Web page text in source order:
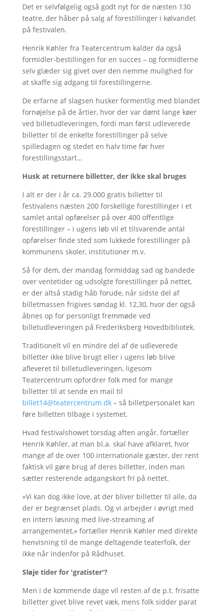
Det er selvfølgelig også godt nyt for de næsten 130
teatre, der håber på salg af forestillinger i kølvandet
på festivalen.
Henrik Køhler fra Teatercentrum kalder da også
formidler-bestillingen for en succes – og formidlerne
selv glæder sig givet over den nemme mulighed for
at skaffe sig adgang til forestillingerne.
De erfarne af slagsen husker formentlig med blandet
fornøjelse på de årtier, hvor der var dømt lange køer
ved billetudleveringen, fordi man først udleverede
billetter til de enkelte forestillinger på selve
spilledagen og stedet en halv time før hver
forestillingsstart…
Husk at returnere billetter, der ikke skal bruges
I alt er der i år ca. 29.000 gratis billetter til
festivalens næsten 200 forskellige forestillinger i et
samlet antal opførelser på over 400 offentlige
forestillinger – i ugens løb vil et tilsvarende antal
opførelser finde sted som lukkede forestillinger på
kommunens skoler, institutioner m.v.
Så for dem, der mandag formiddag sad og bandede
over ventetider og udsolgte forestillinger på nettet,
er der altså stadig håb forude, når sidste del af
billetmassen frigives søndag kl. 12,30, hvor der også
åbnes op for personligt fremmøde ved
billetudleveringen på Frederiksberg Hovedbibliotek.
Traditionelt vil en mindre del af de udleverede
billetter ikke blive brugt eller i ugens løb blive
afleveret til billetudleveringen, ligesom
Teatercentrum opfordrer folk med for mange
billetter til at sende en mail til
billet14@teatercentrum.dk– så billetpersonalet kan
føre billetten tilbage i systemet.
Hvad festivalshowet torsdag aften angår, fortæller
Henrik Køhler, at man bl.a. skal have afklaret, hvor
mange af de over 100 internationale gæster, der rent
faktisk vil gøre brug af deres billetter, inden man
sætter resterende adgangskort fri på nettet.
»Vi kan dog ikke love, at der bliver billetter til alle, da
der er begrænset plads. Og vi arbejder i øvrigt med
en intern løsning med live-streaming af
arrangementet,« fortæller Henrik Køhler med direkte
henvisning til de mange deltagende teaterfolk, der
ikke når indenfor på Rådhuset.
Sløje tider for 'gratister'?
Men i de kommende dage vil resten af de p.t. frisatte
billetter givet blive revet væk, mens folk sidder parat